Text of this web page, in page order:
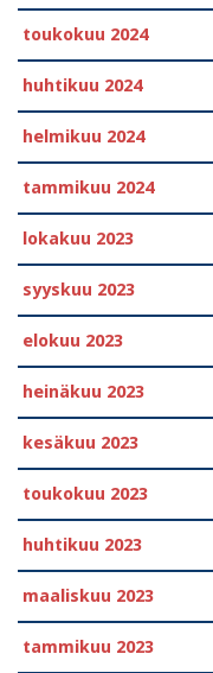
toukokuu 2024
huhtikuu 2024
helmikuu 2024
tammikuu 2024
lokakuu 2023
syyskuu 2023
elokuu 2023
heinäkuu 2023
kesäkuu 2023
toukokuu 2023
huhtikuu 2023
maaliskuu 2023
tammikuu 2023